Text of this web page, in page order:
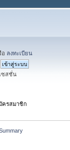
อ ลงทะเบียน
ซสชั่น
ครสมาชิก